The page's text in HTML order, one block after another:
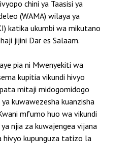
chini ya Taasisi ya
(WAMA) wilaya ya
katika ukumbi wa mikutano
jijini Dar es Salaam.
pia ni Mwenyekiti wa
kupitia vikundi hivyo
mitaji midogomidogo
kuwawezesha kuanzisha
mfumo huo wa vikundi
njia za kuwajengea vijana
hivyo kupunguza tatizo la